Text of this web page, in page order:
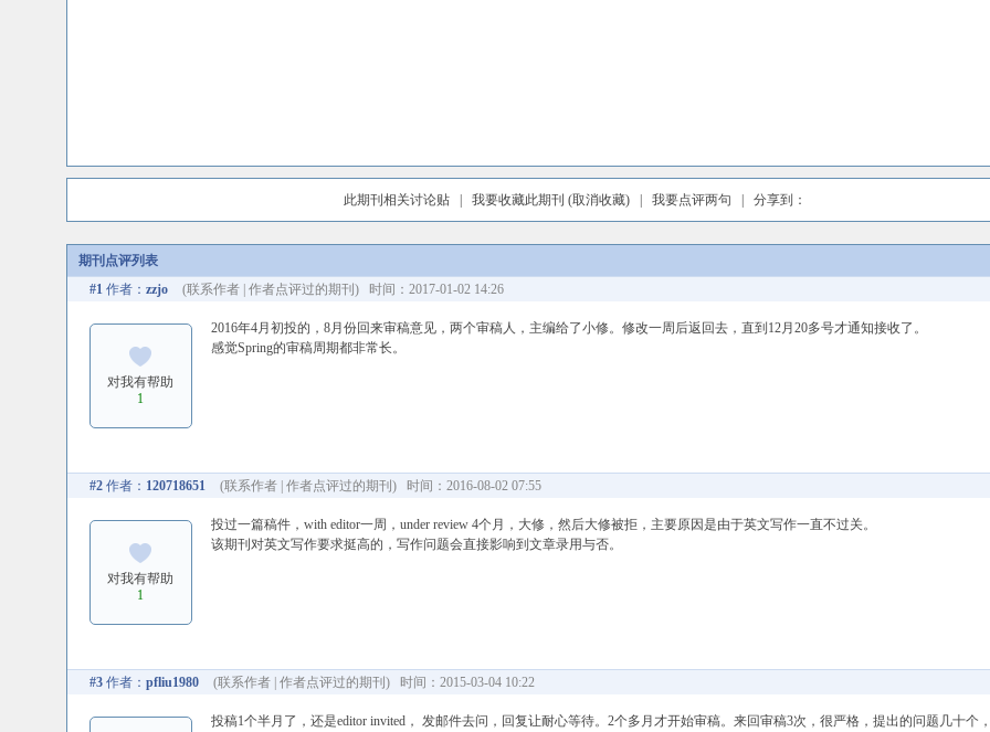
此期刊相关讨论贴| 我要收藏此期刊 (取消收藏)| 我要点评两句 | 分享到：
期刊点评列表
#1作者： zzjo (联系作者| 作者点评过的期刊 ) 时间：2017-01-02 14:26
对我有帮助
1
2016年4月初投的，8月份回来审稿意见，两个审稿人，主编给了小修。修改一周后返回去，直到12月20多号才通知接收了。
感觉Spring的审稿周期都非常长。
#2作者： 120718651 (联系作者| 作者点评过的期刊 ) 时间：2016-08-02 07:55
对我有帮助
1
投过一篇稿件，with editor一周，under review 4个月，大修，然后大修被拒，主要原因是由于英文写作一直不过关。
该期刊对英文写作要求挺高的，写作问题会直接影响到文章录用与否。
#3作者： pfliu1980 (联系作者| 作者点评过的期刊 ) 时间：2015-03-04 10:22
投稿1个半月了，还是editor invited， 发邮件去问，回复让耐心等待。2个多月才开始审稿。来回审稿3次，很严格，提出的问题几十个